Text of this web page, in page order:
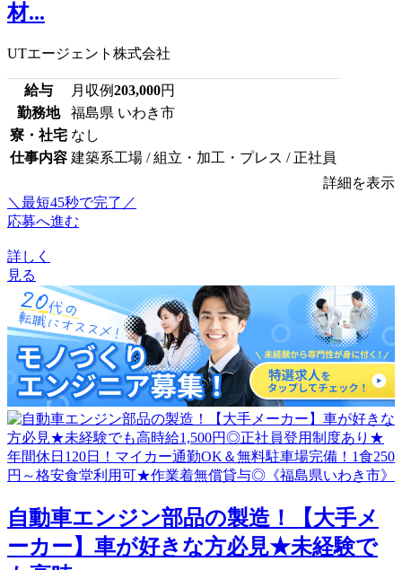
材...
UTエージェント株式会社
給与 月収例203,000円
勤務地
福島県 いわき市
寮・社宅 なし
仕事内容 建築系工場 / 組立・加工・プレス / 正社員
詳細を表示
＼最短45秒で完了／
応募へ進む
詳しく
見る
自動車エンジン部品の製造！【大手メ
ーカー】車が好きな方必見★未経験で